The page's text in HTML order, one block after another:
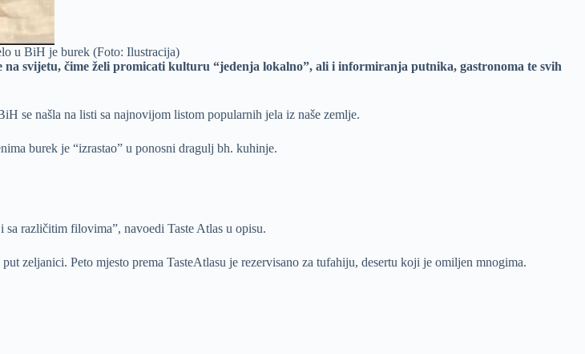
u BiH je burek (Foto: Ilustracija)
svijetu, čime želi promicati kulturu “jedenja lokalno”, ali i informiranja putnika, gastronoma te svih
se našla na listi sa najnovijom listom popularnih jela iz naše zemlje.
burek je “izrastao” u ponosni dragulj bh. kuhinje.
različitim filovima”, navoedi Taste Atlas u opisu.
zeljanici. Peto mjesto prema TasteAtlasu je rezervisano za tufahiju, desertu koji je omiljen mnogima.